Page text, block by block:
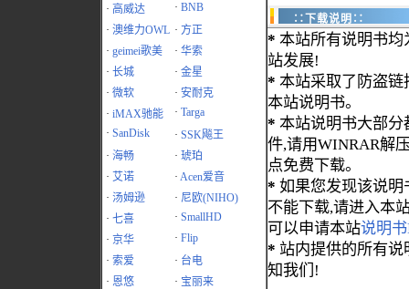
· 高威达 · BNB
· 澳维力OWL · 方正
· geimei歌美 · 华索
· 长城 · 金星
· 微软 · 安耐克
· iMAX驰能 · Targa
· SanDisk · SSK飚王
· 海畅 · 琥珀
· 艾诺 · Acen爱音
· 汤姆逊 · 尼欧(NIHO)
· 七喜 · SmallHD
· 京华 · Flip
· 索爱 · 台电
· 恩悠 · 宝丽来
∷下载说明∷
* 本站所有说明书均
站发展!
* 本站采取了防盗链
本站说明书。
* 本站说明书大部分
件,请用WINRAR解
点免费下载。
* 如果您发现该说明
不能下载,请进入本
可以申请本站说明
* 站内提供的所有
知我们!